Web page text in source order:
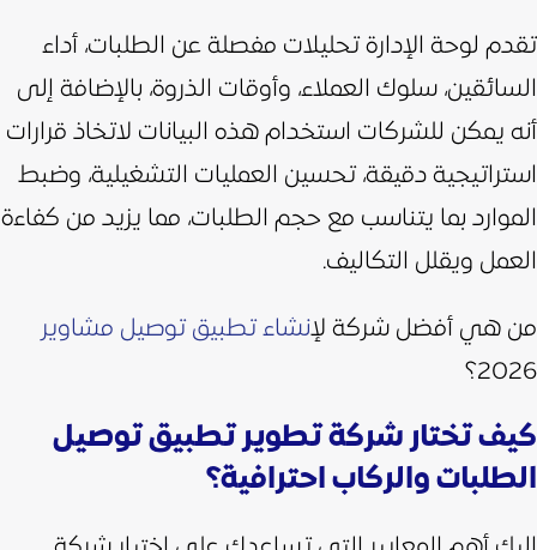
تقدم لوحة الإدارة تحليلات مفصلة عن الطلبات، أداء
السائقين، سلوك العملاء، وأوقات الذروة، بالإضافة إلى
أنه يمكن للشركات استخدام هذه البيانات لاتخاذ قرارات
استراتيجية دقيقة، تحسين العمليات التشغيلية، وضبط
الموارد بما يتناسب مع حجم الطلبات، مما يزيد من كفاءة
العمل ويقلل التكاليف.
من هي أفضل شركة لإنشاء تطبيق توصيل مشاوير
2026؟
كيف تختار شركة تطوير تطبيق توصيل
الطلبات والركاب احترافية؟